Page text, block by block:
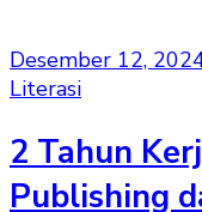
Desember 12,
Literasi
2 Tahun
Publishing